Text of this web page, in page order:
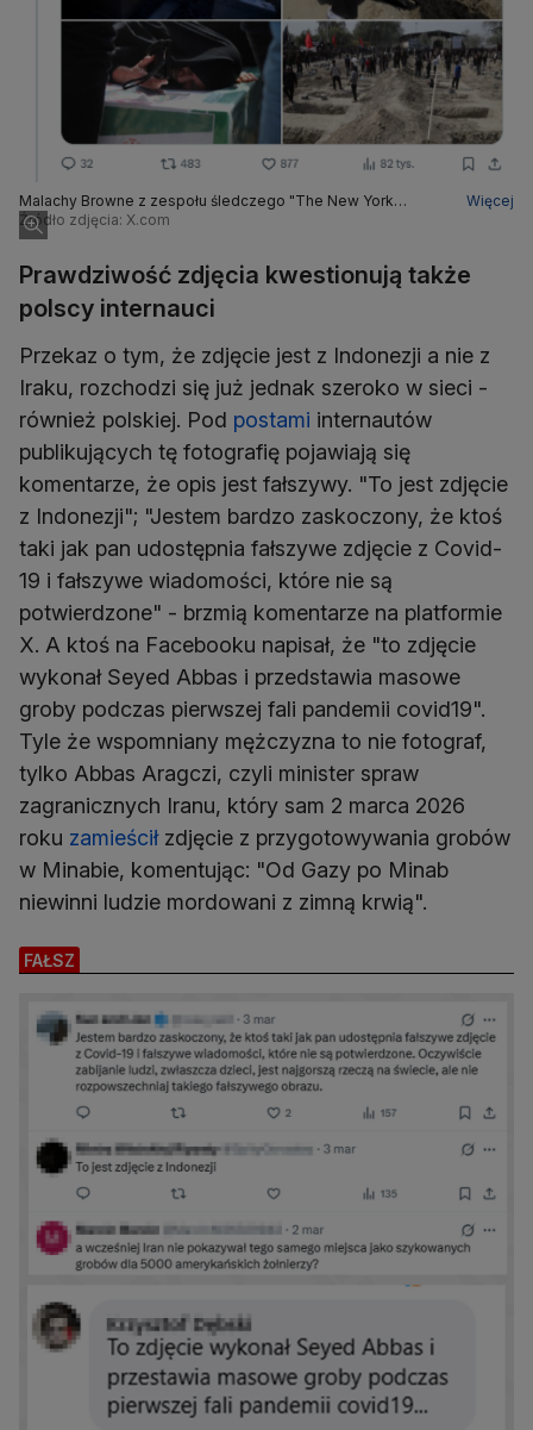
Malachy Browne z zespołu śledczego "The New York
Times": weryfikacja potwierdziła, że zdjęcie przedstawia
około 100 grobów, które kopano na cmentarzu 2 marca 2026
Więcej
Źródło zdjęcia: X.com
Prawdziwość zdjęcia kwestionują także
polscy internauci
Przekaz o tym, że zdjęcie jest z Indonezji a nie z
Iraku, rozchodzi się już jednak szeroko w sieci -
również polskiej. Pod postami internautów
publikujących tę fotografię pojawiają się
komentarze, że opis jest fałszywy. "To jest zdjęcie
z Indonezji"; "Jestem bardzo zaskoczony, że ktoś
taki jak pan udostępnia fałszywe zdjęcie z Covid-
19 i fałszywe wiadomości, które nie są
potwierdzone" - brzmią komentarze na platformie
X. A ktoś na Facebooku napisał, że "to zdjęcie
wykonał Seyed Abbas i przedstawia masowe
groby podczas pierwszej fali pandemii covid19".
Tyle że wspomniany mężczyzna to nie fotograf,
tylko Abbas Aragczi, czyli minister spraw
zagranicznych Iranu, który sam 2 marca 2026
roku zamieściłzdjęcie z przygotowywania grobów
w Minabie, komentując: "Od Gazy po Minab
niewinni ludzie mordowani z zimną krwią".
FAŁSZ